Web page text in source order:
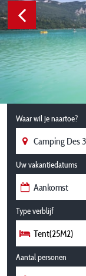
Waar wil je naartoe?
Uw vakantiedatums
Type verblijf
Tent(25M2)
Aantal personen